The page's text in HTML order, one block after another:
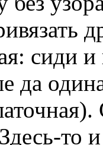
сиди
да
то